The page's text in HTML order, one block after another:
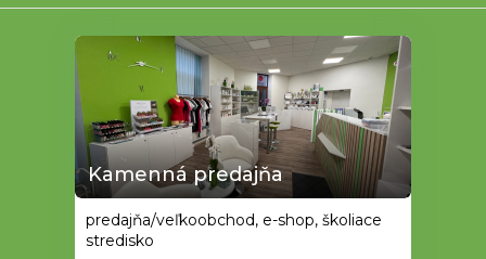
Kamenná predajňa
predajňa/veľkoobchod, e-shop, školiace
stredisko